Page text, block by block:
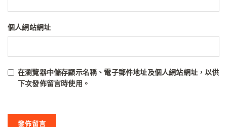
個人網站網址
在瀏覽器中儲存顯示名稱、電子郵件地址及個人網站網址，以供
下次發佈留言時使用。